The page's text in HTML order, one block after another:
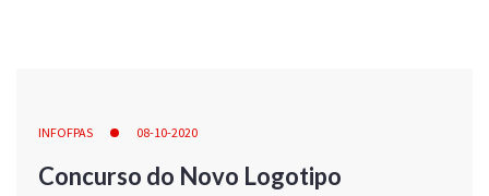
INFOFPAS 08-10-2020
Concurso do Novo Logotipo